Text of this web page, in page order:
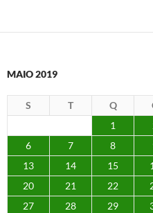
MAIO 2019
S T Q
1
6
7 8
13
14 15
20
21 22
27
28 29